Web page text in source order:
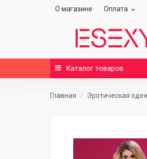
О магазине Оплата
Каталог товаров
Главная Эротическая